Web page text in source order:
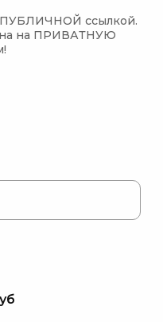
ПУБЛИЧНОЙ ссылкой.
на ПРИВАТНУЮ